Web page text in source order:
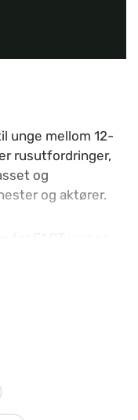
unge mellom 12-
rusutfordringer,
og
og aktører.
på
ifra